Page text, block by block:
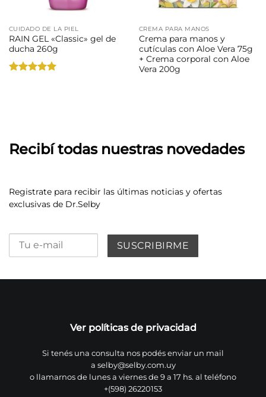
CUIDADO DE LA PIEL
RAIN GEL «Classic» gel de
ducha 260g
CREMA PARA MANOS
Crema para manos y
cutículas con Aloe Vera 75g
+ Crema corporal con Aloe
Vera 200g
Recibí todas nuestras novedades
Registrate para recibir las últimas noticias y ofertas
exclusivas de Dr.Selby
Ver políticas de privacidad
Si tenés una consulta nos podés enviar un mail
a selby@selby.com.uy
o llamarnos de lunes a viernes de 9 a 17 hs. al teléfono
+(598) 26220153